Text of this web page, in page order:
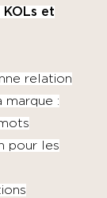
et
relation
marque :
pour les